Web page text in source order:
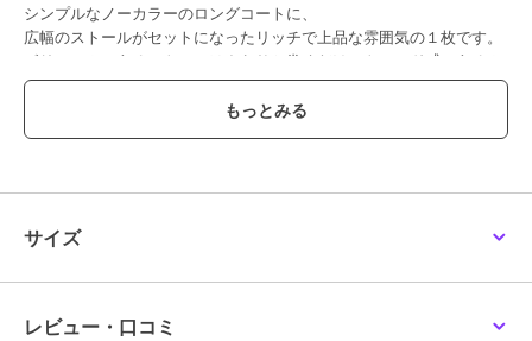
シンプルなノーカラーのロングコートに、
広幅のストールがセットになったリッチで上品な雰囲気の１枚です。
ボリュームのあるストールはさらりと巻くだけでトレンド感のあるム
ードに。
ストールを外せばシンプルなノーカラーのデザインで着用していただ
けます。
いポイント。
テイストを問わず、長くご愛用いただける上質なアイテムです。
洗濯方法
サイズ
レビュー・口コミ